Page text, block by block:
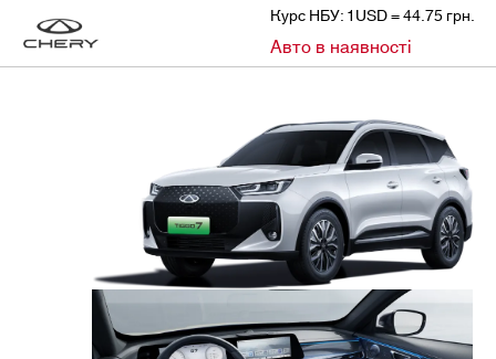
Курс НБУ: 1USD = 44.75 грн.
Авто в наявності
CHERY